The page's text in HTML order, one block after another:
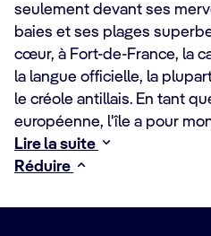
seulement devant ses
baies et ses plages
cœur, à Fort-de-France, la
la langue officielle, la
le créole antillais. En tant
européenne, l'île a pour
Lire la suite
Réduire